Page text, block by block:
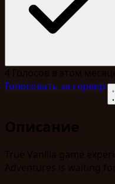
4 Голосов в этом
Голосовать за сервер
Описание
True Vanilla game
Adventures is waiting